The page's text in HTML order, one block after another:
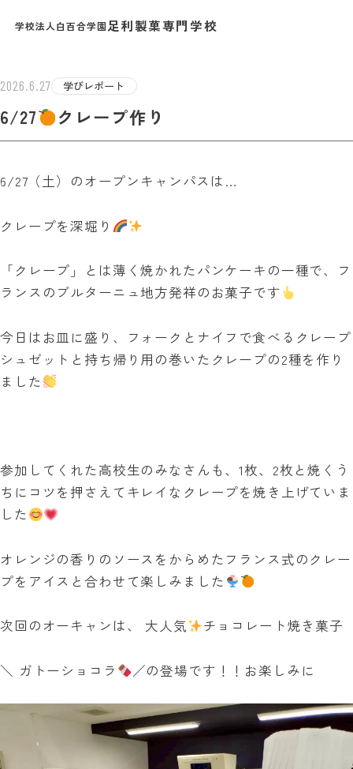
学校法人白百合学園足利製菓専門学校
2026.6.27 学びレポート
6/27 クレープ作り
6/27（土）のオープンキャンパスは…
クレープを深堀り
「クレープ」とは薄く焼かれたパンケーキの一種で、
フ
ランスのブルターニュ地方発祥のお菓子です
今日はお皿に盛り、
フォークとナイフで食べるクレープ
シュゼットと持ち帰り用の巻いたクレープの2種を作り
ました
参加してくれた高校生のみなさんも、1枚、 2枚と焼くう
ちにコツを押さえてキレイなクレープを焼き上げてい ま
した
オレンジの香りのソースをからめたフランス式のクレー
プをアイス と合わせて楽しみました
次回のオーキャンは、 大人気 チョコレート焼き菓子
＼ ガトーショコラ ／の登場です！！お楽しみに